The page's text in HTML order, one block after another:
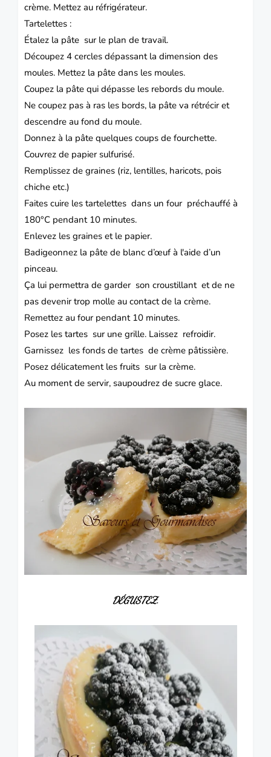
crème. Mettez au réfrigérateur.
Tartelettes :
Étalez la pâte sur le plan de travail.
Découpez 4 cercles dépassant la dimension des
moules. Mettez la pâte dans les moules.
Coupez la pâte qui dépasse les rebords du moule.
Ne coupez pas à ras les bords, la pâte va rétrécir et
descendre au fond du moule.
Donnez à la pâte quelques coups de fourchette.
Couvrez de papier sulfurisé.
Remplissez de graines (riz, lentilles, haricots, pois
chiche etc.)
Faites cuire les tartelettes dans un four préchauffé à
180°C pendant 10 minutes.
Enlevez les graines et le papier.
Badigeonnez la pâte de blanc d’œuf à l'aide d’un
pinceau.
Ça lui permettra de garder son croustillant et de ne
pas devenir trop molle au contact de la crème.
Remettez au four pendant 10 minutes.
Posez les tartes sur une grille. Laissez refroidir.
Garnissez les fonds de tartes de crème pâtissière.
Posez délicatement les fruits sur la crème.
Au moment de servir, saupoudrez de sucre glace.
DÉGUSTEZ.